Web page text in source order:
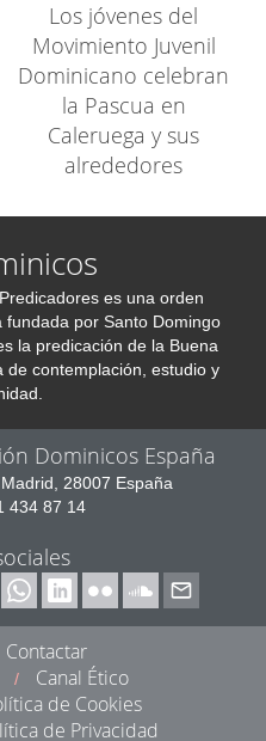
Los jóvenes del
Movimiento Juvenil
Dominicano celebran
la Pascua en
Caleruega y sus
alrededores
es una orden
fundada por Santo Domingo
la predicación de la Buena
de contemplación, estudio y
Dominicos España
28007 España
434 87 14
Contactar
/
Canal Ético
de Cookies
de Privacidad